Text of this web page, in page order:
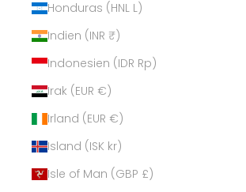
Honduras (HNL L)
Indien (INR ₹)
Indonesien (IDR Rp)
Irak (EUR €)
Irland (EUR €)
Island (ISK kr)
Isle of Man (GBP £)